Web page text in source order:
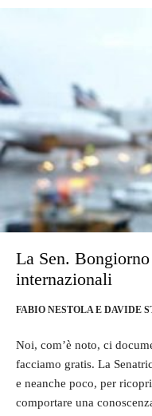
La Sen.
internazionali
FABIO NESTOLA E DAVIDE
Noi, com’è noto, ci
facciamo gratis. La
e neanche poco, per
comportare una